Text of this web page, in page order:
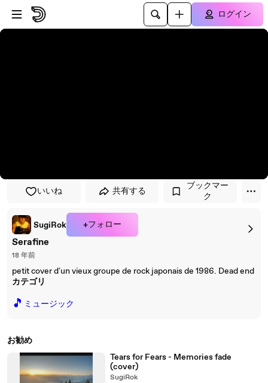
プレイヤーにスキップ
メインコンテンツにスキップ
ログイン
いいね 共有する
ブックマー
ク
SugiRok +フォロー
Serafine
18 年前
petit cover d'un vieux groupe de rock japonais de 1986. Dead end
カテゴリ
🎵 ミュージック
お勧め
Tears for Fears - Memories fade
(cover)
SugiRok